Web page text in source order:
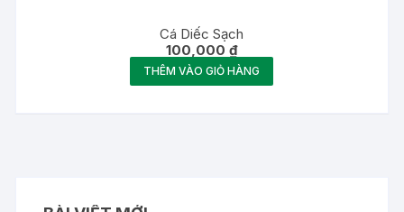
Cá Diếc Sạch
100,000₫
THÊM VÀO GIỎ HÀNG